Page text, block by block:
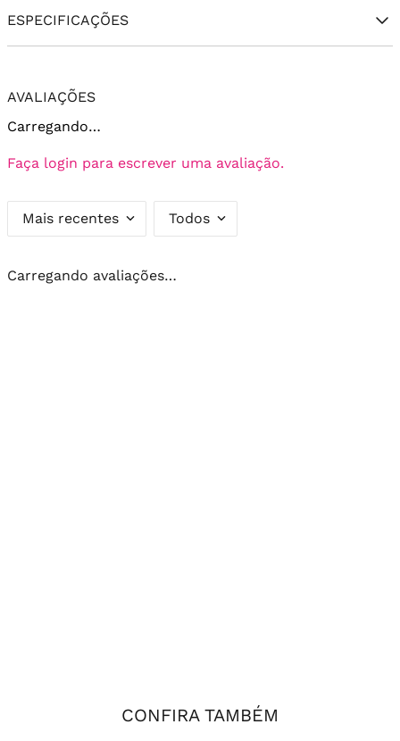
ESPECIFICAÇÕES
AVALIAÇÕES
Carregando…
Faça login para escrever uma avaliação.
Mais recentes Todos
Carregando avaliações…
CONFIRA TAMBÉM